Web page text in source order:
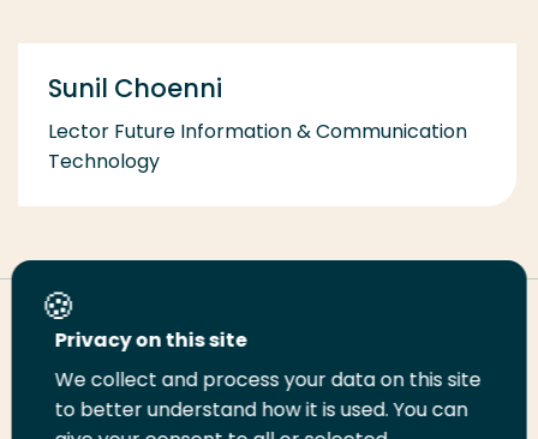
Sunil Choenni
Lector Future Information & Communication
Technology
Deel deze pagina
DeelDeelDeelEmailPrint
Privacy on this site
We collect and process your data on this site
to better understand how it is used. You can